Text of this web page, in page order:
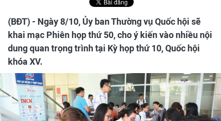
(BĐT) - Ngày 8/10, Ủy ban Thường vụ Quốc hội sẽ
khai mạc Phiên họp thứ 50, cho ý kiến vào nhiều nội
dung quan trọng trình tại Kỳ họp thứ 10, Quốc hội
khóa XV.